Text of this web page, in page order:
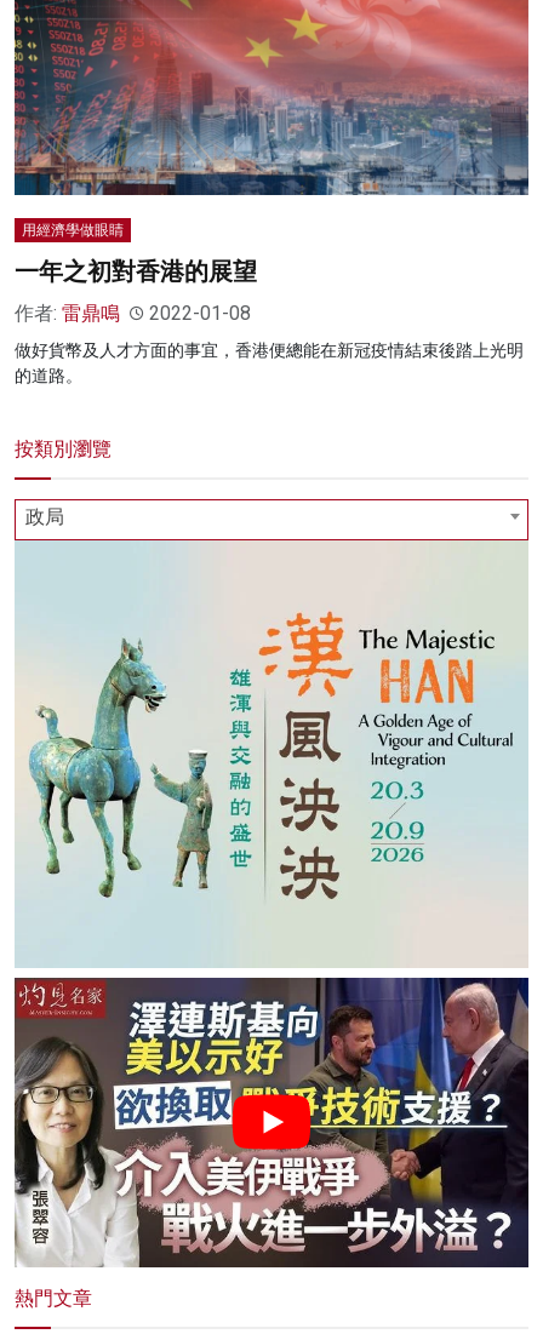
用經濟學做眼睛
一年之初對香港的展望
作者: 雷鼎鳴 2022-01-08
做好貨幣及人才方面的事宜，香港便總能在新冠疫情結束後踏上光明
的道路。
按類別瀏覽
政局
熱門文章